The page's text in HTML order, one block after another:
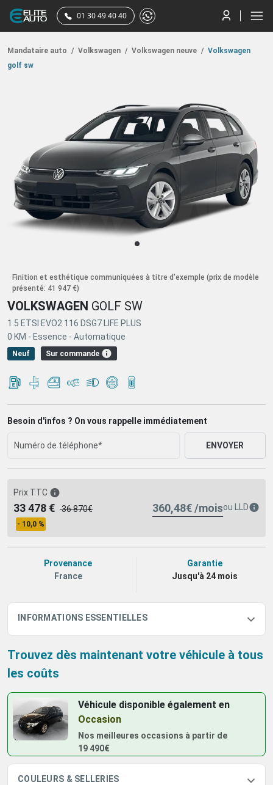
01 30 49 40 40
Mandataire auto / Volkswagen / Volkswagen neuve / Volkswagen
golf sw
Finition et esthétique communiquées à titre d'exemple (prix de modèle
présenté: 41 947 €)
VOLKSWAGEN GOLF SW
1.5 ETSI EVO2 116 DSG7 LIFE PLUS
0 KM - Essence - Automatique
Neuf Sur commande
Besoin d'infos ? On vous rappelle immédiatement
ENVOYER
Prix TTC
33 478 € 36 870€
- 10,0 %
ou LLD
360,48€ /mois
Provenance
France
Garantie
Jusqu'à 24 mois
INFORMATIONS ESSENTIELLES
Trouvez dès maintenant votre véhicule à tous
les coûts
Véhicule disponible égalementen
Occasion
Nos meilleures occasions à partir de
19 490€
COULEURS & SELLERIES